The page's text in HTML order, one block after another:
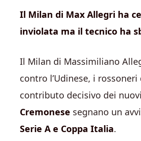
Il Milan di Max Allegri ha
inviolata ma il tecnico ha
Il Milan di Massimiliano
contro l’Udinese, i
contributo decisivo dei
Cremonese segnano un
Serie A e Coppa Italia.